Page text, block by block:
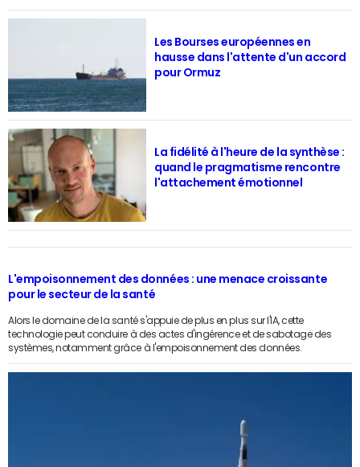
Les Bourses européennes en
hausse dans l'attente d'un accord
pour Ormuz
La fidélité à l'heure de la synthèse :
quand le pragmatisme rencontre
l'attachement émotionnel
L'empoisonnement des données : une menace croissante
pour le secteur de la santé
Alors le domaine de la santé s'appuie de plus en plus sur l'IA, cette
technologie peut conduire à des actes d'ingérence et de sabotage des
systèmes, notamment grâce à l'empoisonnement des données.